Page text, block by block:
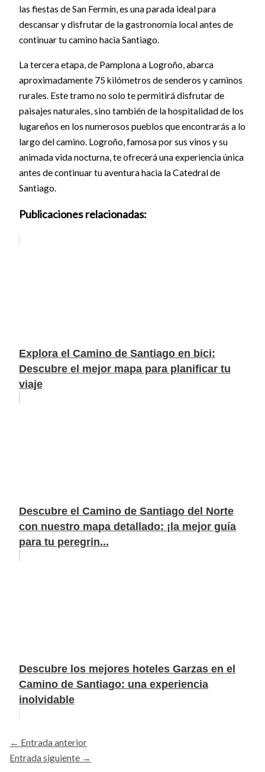
las fiestas de San Fermín, es una parada ideal para
descansar y disfrutar de la gastronomía local antes de
continuar tu camino hacia Santiago.
La tercera etapa, de Pamplona a Logroño, abarca
aproximadamente 75 kilómetros de senderos y caminos
rurales. Este tramo no solo te permitirá disfrutar de
paisajes naturales, sino también de la hospitalidad de los
lugareños en los numerosos pueblos que encontrarás a lo
largo del camino. Logroño, famosa por sus vinos y su
animada vida nocturna, te ofrecerá una experiencia única
antes de continuar tu aventura hacia la Catedral de
Santiago.
Publicaciones relacionadas:
Explora el Camino de Santiago en bici:
Descubre el mejor mapa para planificar tu
viaje
Descubre el Camino de Santiago del Norte
con nuestro mapa detallado: ¡la mejor guía
para tu peregrin...
Descubre los mejores hoteles Garzas en el
Camino de Santiago: una experiencia
inolvidable
← Entrada anterior
Entrada siguiente →